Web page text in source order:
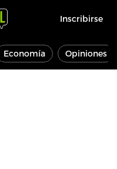
Inscribirse
Economía Opiniones